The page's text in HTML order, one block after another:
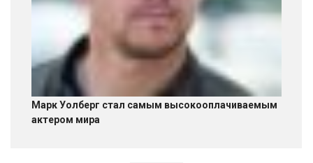
Марк Уолберг стал самым высокооплачиваемым
актером мира